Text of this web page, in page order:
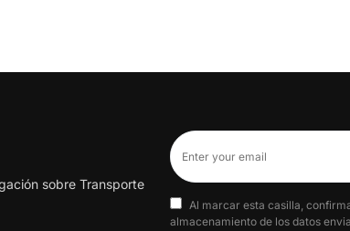
sobre Transporte
Al marcar esta casilla,
almacenamiento de los datos